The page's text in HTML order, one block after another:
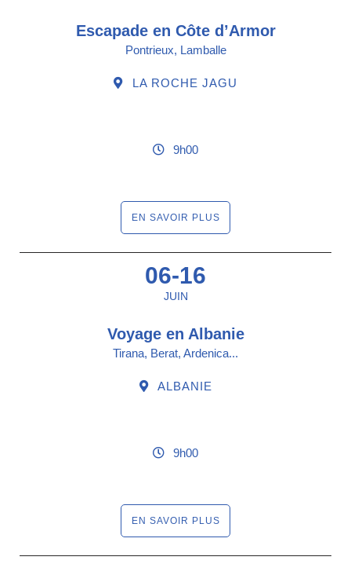
Escapade en Côte d’Armor
Pontrieux, Lamballe
LA ROCHE JAGU
9h00
EN SAVOIR PLUS
06-16
JUIN
Voyage en Albanie
Tirana, Berat, Ardenica...
ALBANIE
9h00
EN SAVOIR PLUS